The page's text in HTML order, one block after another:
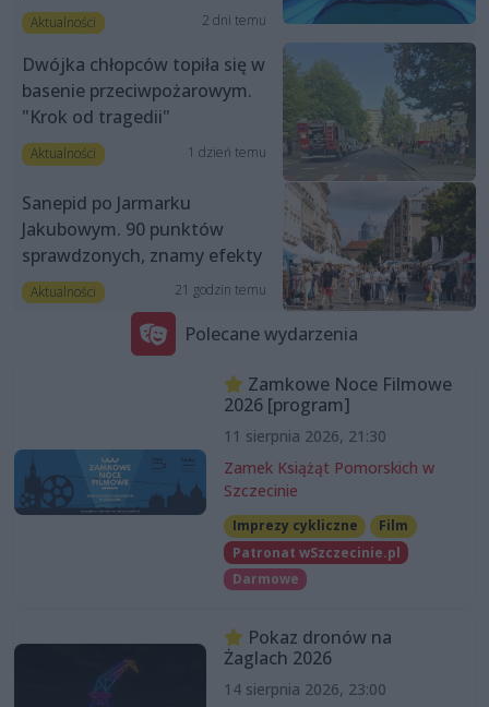
Aktualności 2 dni temu
Dwójka chłopców topiła się w
basenie przeciwpożarowym.
"Krok od tragedii"
Aktualności 1 dzień temu
Sanepid po Jarmarku
Jakubowym. 90 punktów
sprawdzonych, znamy efekty
Aktualności 21 godzin temu
Polecane wydarzenia
Zamkowe Noce Filmowe
2026 [program]
11 sierpnia 2026, 21:30
Zamek Książąt Pomorskich w
Szczecinie
Imprezy cykliczne
Film
Patronat wSzczecinie.pl
Darmowe
Pokaz dronów na
Żaglach 2026
14 sierpnia 2026, 23:00